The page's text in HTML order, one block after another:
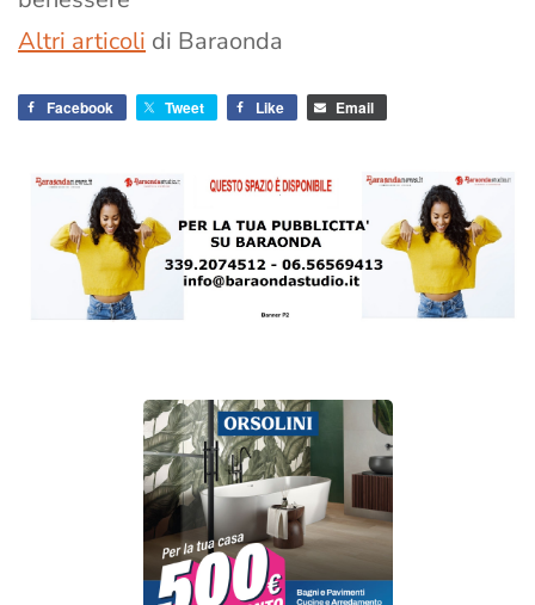
Altri articoli di Baraonda
Facebook Tweet Like Email